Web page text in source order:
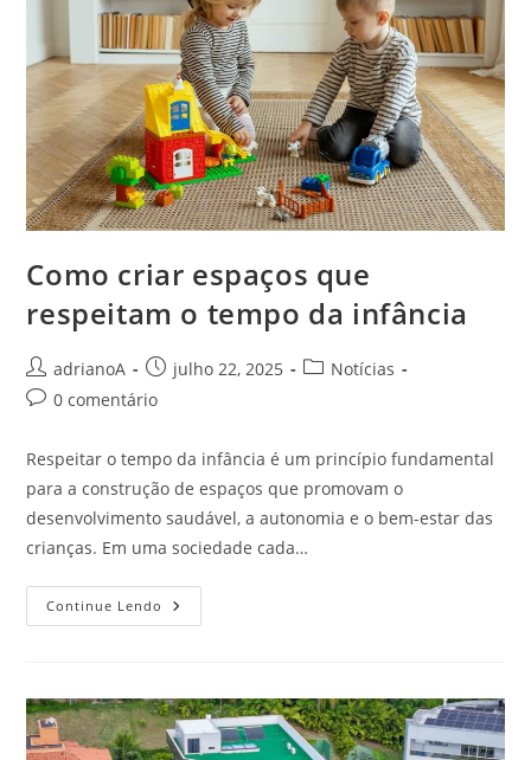
Como criar espaços que
respeitam o tempo da infância
Autor
do
adrianoA
Post
publicado:
julho 22, 2025
Categoria
Notícias
Comentários
0 comentário
Respeitar o tempo da infância é um princípio fundamental
para a construção de espaços que promovam o
desenvolvimento saudável, a autonomia e o bem-estar das
crianças. Em uma sociedade cada…
Continue Lendo Como
Criar
Tempo
Da
Infância